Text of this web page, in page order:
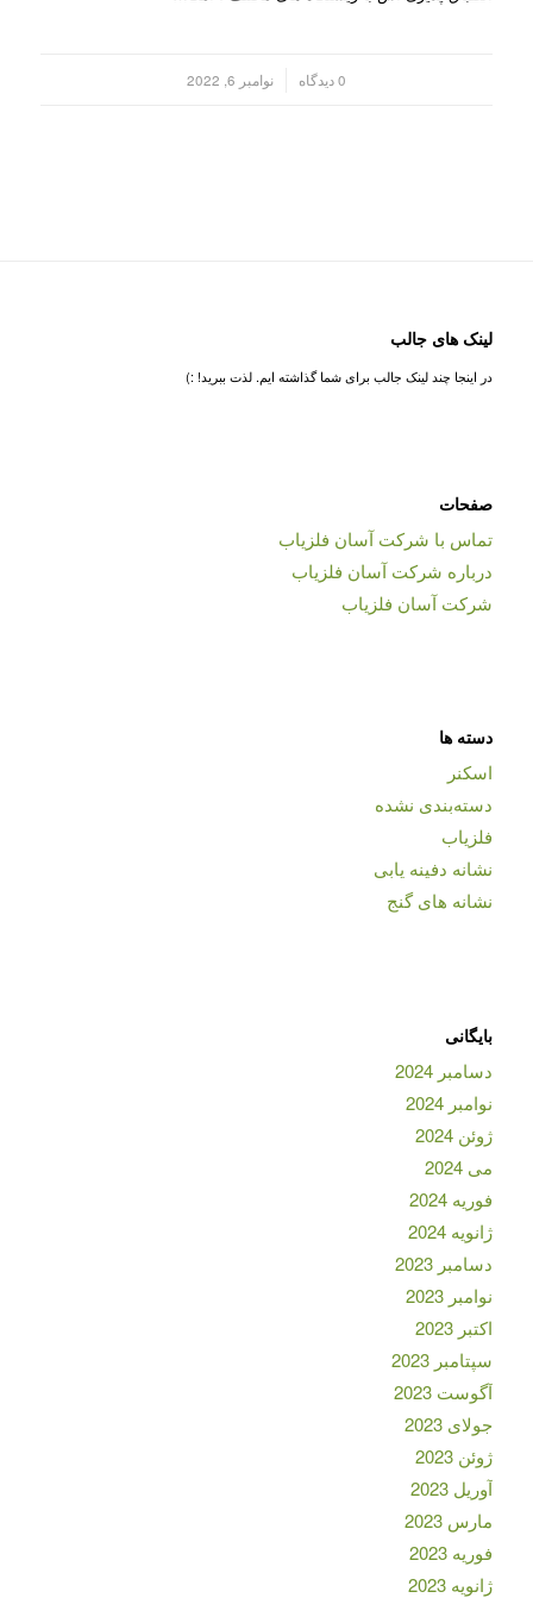
0 دیدگاه نوامبر 6, 2022
لینک های جالب
در اینجا چند لینک جالب برای شما گذاشته ایم. لذت ببرید! :)
صفحات
تماس با شرکت آسان فلزیاب
درباره شرکت آسان فلزیاب
شرکت آسان فلزیاب
دسته ها
اسکنر
دسته‌بندی نشده
فلزیاب
نشانه دفینه یابی
نشانه های گنج
بایگانی
دسامبر 2024
نوامبر 2024
ژوئن 2024
می 2024
فوریه 2024
ژانویه 2024
دسامبر 2023
نوامبر 2023
اکتبر 2023
سپتامبر 2023
آگوست 2023
جولای 2023
ژوئن 2023
آوریل 2023
مارس 2023
فوریه 2023
ژانویه 2023